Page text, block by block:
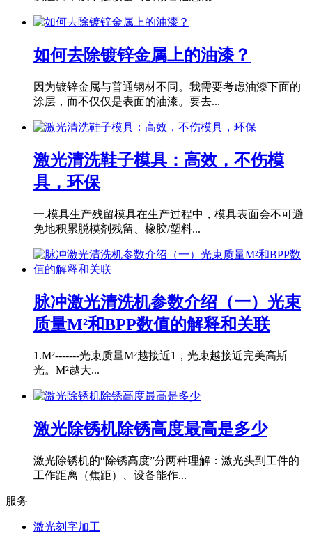
如何去除镀锌金属上的油漆？
因为镀锌金属与普通钢材不同。我需要考虑油漆下面的
涂层，而不仅仅是表面的油漆。要去...
激光清洗鞋子模具：高效，不伤模
具，环保
一.模具生产残留模具在生产过程中，模具表面会不可避
免地积累脱模剂残留、橡胶/塑料...
脉冲激光清洗机参数介绍（一）光束
质量M²和BPP数值的解释和关联
1.M²-------光束质量M²越接近1，光束越接近完美高斯
光。M²越大...
激光除锈机除锈高度最高是多少
激光除锈机的“除锈高度”分两种理解：激光头到工件的
工作距离（焦距）、设备能作...
服务
激光刻字加工